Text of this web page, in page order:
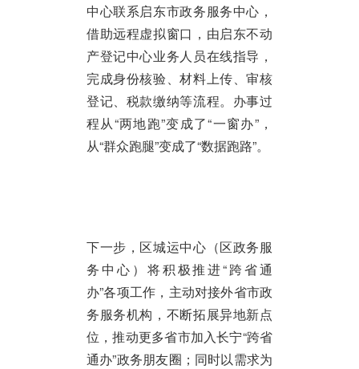
中心联系启东市政务服务中心，
借助远程虚拟窗口，由启东不动
产登记中心业务人员在线指导，
完成身份核验、材料上传、审核
登记、税款缴纳等流程。办事过
程从“两地跑”变成了“一窗办”，
从“群众跑腿”变成了“数据跑路”。
下一步，区城运中心（区政务服
务中心）将积极推进“跨省通
办”各项工作，主动对接外省市政
务服务机构，不断拓展异地新点
位，推动更多省市加入长宁“跨省
通办”政务朋友圈；同时以需求为